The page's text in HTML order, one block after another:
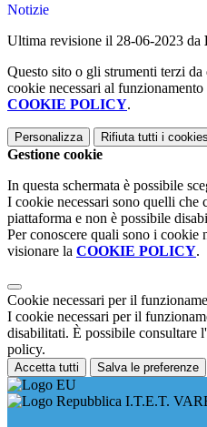
Notizie
Ultima revisione il 28-06-2023 da
Questo sito o gli strumenti terzi
cookie necessari al
COOKIE POLICY.
Personalizza Rifiuta tutti i cookies
Gestione cookie
In questa schermata è possibile
I cookie necessari sono quelli che
piattaforma e non è possibile
Per conoscere quali sono i cookie
visionare la COOKIE POLICY.
Cookie necessari per il
I cookie necessari per il
disabilitati. È possibile consultare
policy.
Accetta tutti Salva le preferenze
I.T.E.T.